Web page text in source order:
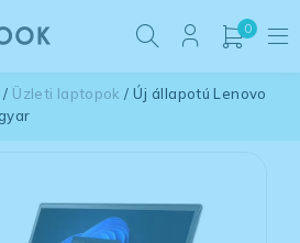
0
/ Üzleti laptopok / Új állapotú Lenovo